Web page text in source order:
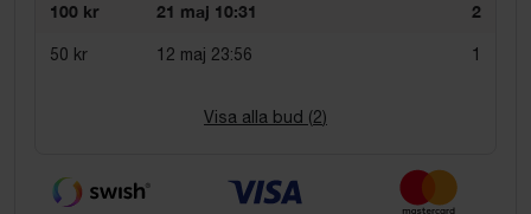
100 kr 21 maj 10:31 2
50 kr 12 maj 23:56 1
Visa alla bud (2)